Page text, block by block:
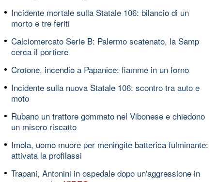
Incidente mortale sulla Statale 106: bilancio di un
morto e tre feriti
Calciomercato Serie B: Palermo scatenato, la Samp
cerca il portiere
Crotone, incendio a Papanice: fiamme in un forno
Incidente sulla nuova Statale 106: scontro tra auto e
moto
Rubano un trattore gommato nel Vibonese e chiedono
un misero riscatto
Imola, uomo muore per meningite batterica fulminante:
attivata la profilassi
Trapani, Antonini in ospedale dopo un'aggressione in